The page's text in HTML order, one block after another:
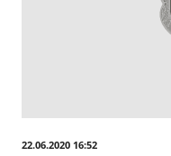
22.06.2020 16:52